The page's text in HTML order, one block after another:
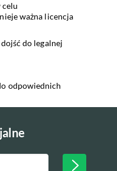
ważna licencja
do legalnej
odpowiednich